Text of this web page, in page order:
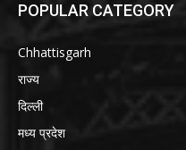
POPULAR CATEGORY
Chhattisgarh
राज्य
दिल्ली
मध्य प्रदेश